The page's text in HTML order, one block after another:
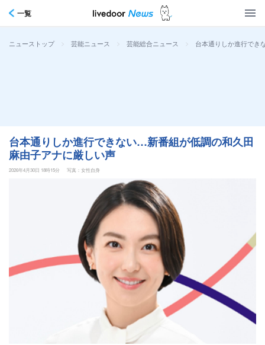
一覧
ニューストップ > 芸能ニュース > 芸能総合ニュース > 台本通りしか進行でき
台本通りしか進行できない…新番組が低調の和久田
麻由子アナに厳しい声
2026年4月30日 18時15分 写真：女性自身